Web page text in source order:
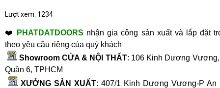
Lượt xem: 1234
❤️ PHATDATDOORS nhận gia công sản xuất và lắp đặt
theo yêu cầu riêng của quý khách
Showroom CỬA & NỘI THẤT: 106 Kinh Dương Vương,
Quận 6, TPHCM
XƯỞNG SẢN XUẤT: 407/1 Kinh Dương Vương-P An